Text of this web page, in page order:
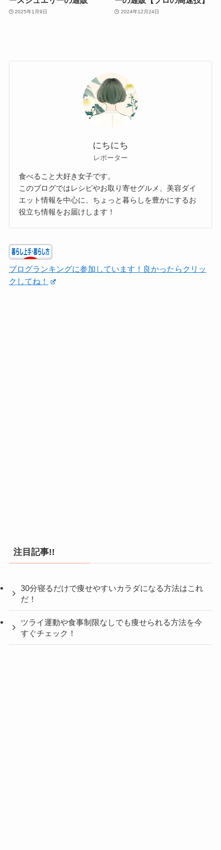
2025年1月9日 2024年12月24日
にちにち
レポーター
食べること大好き女子です。
このブログではレシピやお取り寄せグルメ、美容ダイ
エット情報を中心に、ちょっと暮らしを豊かにするお
役立ち情報をお届けします！
ブログランキングに参加しています！良かったらクリッ
クしてね！
注目記事!!
30分寝るだけで痩せやすいカラダになる方法はこれ
だ！
ツライ運動や食事制限なしでも痩せられる方法を今
すぐチェック！